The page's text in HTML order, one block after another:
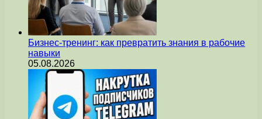
Бизнес-тренинг: как превратить знания в рабочие
навыки
05.08.2026